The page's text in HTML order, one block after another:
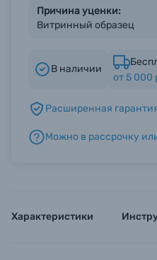
Уценённые товары
Причина уценки:
Витринный образец
В наличии
от 5 000
Расширенная
Можно в рассрочку
Характеристики